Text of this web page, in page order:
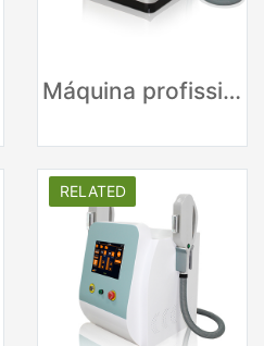
Máquina profissional do IPL da remoção do cabelo do equipamento da beleza
RELATED